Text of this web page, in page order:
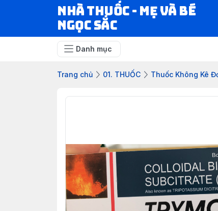
Nhà Thuốc - Mẹ và Bé
Ngọc Sắc
Danh mục
Trang chủ 01. THUỐC Thuốc Không Kê